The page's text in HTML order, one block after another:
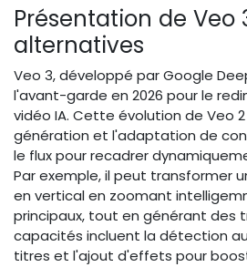
Présentation de Veo
alternatives
Veo 3, développé par Google
l'avant-garde en 2026 pour le
vidéo IA. Cette évolution de Veo
génération et l'adaptation de
le flux pour recadrer
Par exemple, il peut transformer
en vertical en zoomant
principaux, tout en générant des
capacités incluent la détection
titres et l'ajout d'effets pour